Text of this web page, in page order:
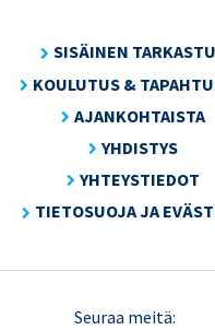
SISÄINEN
KOULUTUS &
AJANKOHTAISTA
YHDISTYS
YHTEYSTIEDOT
TIETOSUOJA JA
Seuraa meitä: